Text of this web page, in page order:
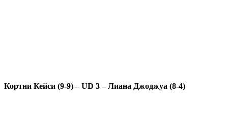
Кортни Кейси (9-9) – UD 3 – Лиана Джоджуа (8-4)